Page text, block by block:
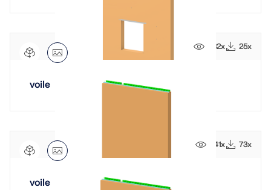
432x 25x
voile
641x 73x
voile